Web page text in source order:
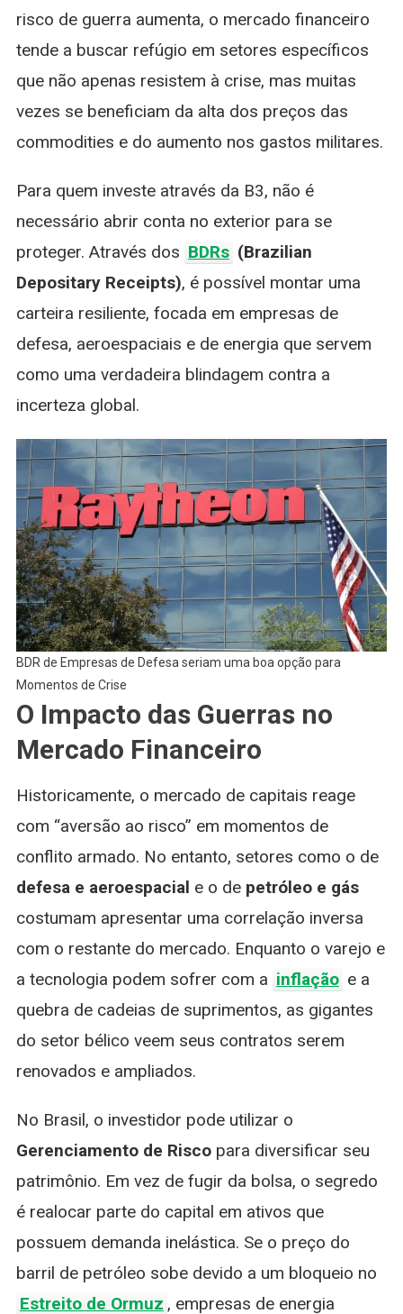
risco de guerra aumenta, o mercado financeiro
tende a buscar refúgio em setores específicos
que não apenas resistem à crise, mas muitas
vezes se beneficiam da alta dos preços das
commodities e do aumento nos gastos militares.
Para quem investe através da B3, não é
necessário abrir conta no exterior para se
proteger. Através dos BDRs (Brazilian
Depositary Receipts), é possível montar uma
carteira resiliente, focada em empresas de
defesa, aeroespaciais e de energia que servem
como uma verdadeira blindagem contra a
incerteza global.
BDR de Empresas de Defesa seriam uma boa opção para
Momentos de Crise
O Impacto das Guerras no
Mercado Financeiro
Historicamente, o mercado de capitais reage
com “aversão ao risco” em momentos de
conflito armado. No entanto, setores como o de
defesa e aeroespacial e o de petróleo e gás
costumam apresentar uma correlação inversa
com o restante do mercado. Enquanto o varejo e
a tecnologia podem sofrer com a inflação e a
quebra de cadeias de suprimentos, as gigantes
do setor bélico veem seus contratos serem
renovados e ampliados.
No Brasil, o investidor pode utilizar o
Gerenciamento de Riscopara diversificar seu
patrimônio. Em vez de fugir da bolsa, o segredo
é realocar parte do capital em ativos que
possuem demanda inelástica. Se o preço do
barril de petróleo sobe devido a um bloqueio no
Estreito de Ormuz , empresas de energia